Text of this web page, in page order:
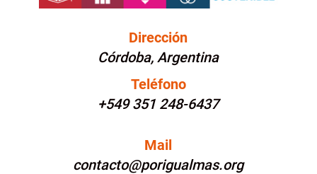
Dirección
Córdoba, Argentina
Teléfono
+549 351 248-6437
Mail
contacto@porigualmas.org